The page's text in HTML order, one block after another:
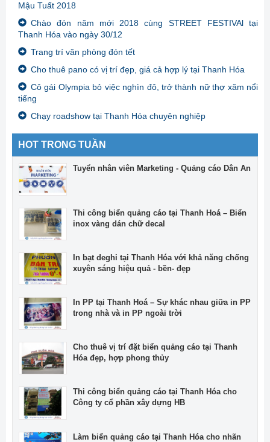
Mậu Tuất 2018
Chào đón năm mới 2018 cùng STREET FESTIVAl tại
Thanh Hóa vào ngày 30/12
Trang trí văn phòng đón tết
Cho thuê pano có vị trí đẹp, giá cả hợp lý tại Thanh Hóa
Cô gái Olympia bỏ việc nghìn đô, trở thành nữ thợ xăm nổi
tiếng
Chạy roadshow tại Thanh Hóa chuyên nghiệp
HOT TRONG TUẦN
Tuyển nhân viên Marketing - Quảng cáo Dân An
Thi công biển quảng cáo tại Thanh Hoá – Biển
inox vàng dán chữ decal
In bạt deghi tại Thanh Hóa với khả năng chống
xuyên sáng hiệu quả - bền- đẹp
In PP tại Thanh Hoá – Sự khác nhau giữa in PP
trong nhà và in PP ngoài trời
Cho thuê vị trí đặt biển quảng cáo tại Thanh
Hóa đẹp, hợp phong thủy
Thi công biển quảng cáo tại Thanh Hóa cho
Công ty cổ phần xây dựng HB
Làm biển quảng cáo tại Thanh Hóa cho nhãn